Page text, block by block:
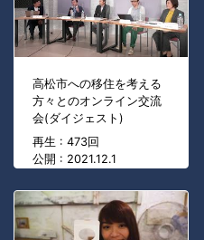
高松市への移住を考える
方々とのオンライン交流
会(ダイジェスト)
再生 : 473回
公開 : 2021.12.1